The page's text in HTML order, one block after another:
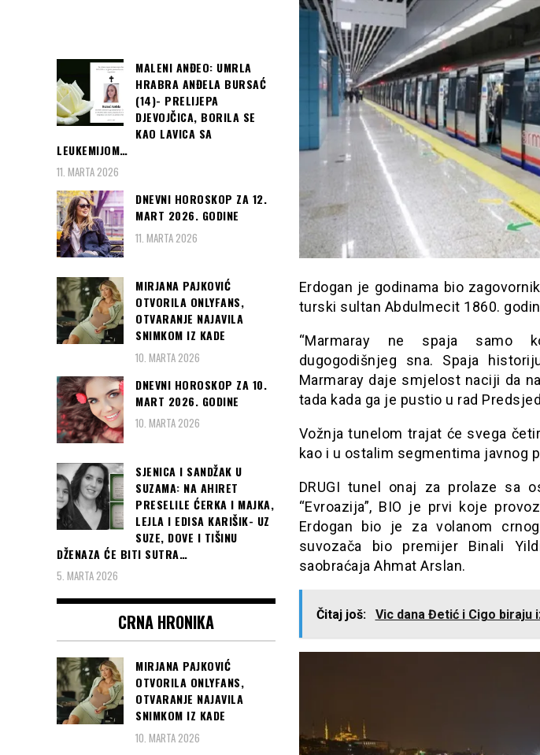
Erdogan je godinama bio
turski sultan Abdulmecit 1860.
“Marmaray ne spaja samo
dugogodišnjeg sna. Spaja
Marmaray daje smjelost naciji da
tada kada ga je pustio u rad
Vožnja tunelom trajat će svega
kao i u ostalim segmentima javnog
DRUGI tunel onaj za prolaze sa
“Evroazija”, BIO je prvi koje
Erdogan bio je za volanom
suvozača bio premijer Binali
saobraćaja Ahmat Arslan.
Čitaj još: Vic dana Đetić i Cigo biraju
MALENI ANĐEO: UMRLA
HRABRA ANĐELA BURSAĆ
(14)- PRELIJEPA
DJEVOJČICA, BORILA SE
KAO LAVICA SA
LEUKEMIJOM…
11. MARTA 2026
DNEVNI HOROSKOP ZA 12.
MART 2026. GODINE
11. MARTA 2026
MIRJANA PAJKOVIĆ
OTVORILA ONLYFANS,
OTVARANJE NAJAVILA
SNIMKOM IZ KADE
10. MARTA 2026
DNEVNI HOROSKOP ZA 10.
MART 2026. GODINE
10. MARTA 2026
SJENICA I SANDŽAK U
SUZAMA: NA AHIRET
PRESELILE ĆERKA I MAJKA,
LEJLA I EDISA KARIŠIK- UZ
SUZE, DOVE I TIŠINU
DŽENAZA ĆE BITI SUTRA…
5. MARTA 2026
CRNA HRONIKA
MIRJANA PAJKOVIĆ
OTVORILA ONLYFANS,
OTVARANJE NAJAVILA
SNIMKOM IZ KADE
10. MARTA 2026